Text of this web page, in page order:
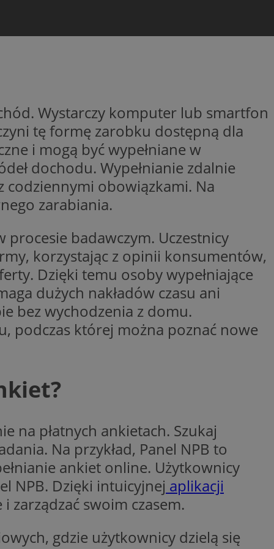
Wystarczy komputer lub smartfon
tę formę zarobku dostępną dla
i mogą być wypełniane w
dochodu. Wypełnianie zdalnie
obowiązkami. Na
zarabiania.
procesie badawczym. Uczestnicy
korzystając z opinii konsumentów,
Dzięki temu osoby wypełniające
dużych nakładów czasu ani
bez wychodzenia z domu.
podczas której można poznać nowe
na płatnych ankietach. Szukaj
Na przykład, Panel NPB to
ankiet online. Użytkownicy
NPB. Dzięki intuicyjnej aplikacji
zarządzać swoim czasem.
gdzie użytkownicy dzielą się
ludzi i
internetowej,
raportów
identyfikatora
obsługuje
optymalizacji
przechowywania
do usług
czy użytkownik
lub reklamy.
o zgodzie
dotyczących
z witryny.
prywatności
przestrzeganie
użytkownik nie
preferencji,
z regulacjami
gościa na
celów
do
Analytics - co
usługi
i służy do
sesji i kampanii
aby pomóc
widzisz w naszych
identyfikuje
jest używany
identyfikacji
do strony
użytkowników i
w
użytkowników i
korzystania z